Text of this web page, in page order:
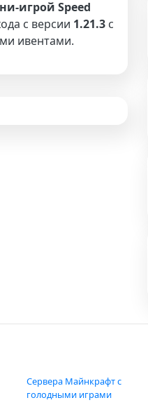
игрой Speed
с версии 1.21.3 с
ивентами.
Сервера Майнкрафт с
голодными играми